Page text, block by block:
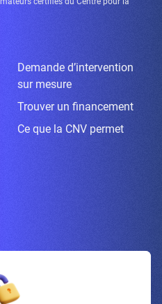
Demande d’intervention
sur mesure
Trouver un financement
Ce que la CNV permet
à la newsletter